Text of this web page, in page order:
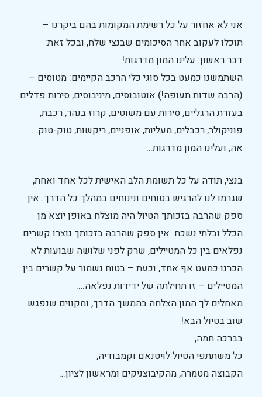
אני לא אחזור על כל רשימת המקומות בהם ביקרנו –
תוכלו לעקוב אחר הסיכומים שבנצי שלח, ובכל זאת:
דבר ראשון: עלינו המון מדרגות!
השתמשנו כמעט בכל סוגי כלי הרכב הקיימים: מטוסים –
(הרבה שדות תעופה!) אוטובוסים, מיניבוסים, סירות פדלים
בעזרת הרגליים, סירות עם משוטים, קרוז בנהר, רכבת,
פוניקולר, רכבלים, מעליות, אופניים, ריקשות, טוק-טוק…
אה, ועלינו המון מדרגות…
בנצי, תודה על כל תשומת הלב האישית לכל אחד ואחת,
שגרמו לנו להרגיש בטוחים ונינוחים במהלך כל הדרך. אין
ספק שהרבה בזכותך הטיול היה מוצלח באופן יוצא מן
הכלל ובלתי נשכח. אין ספק שהרבה בזכותך נוצרו קשרים
נפלאים בין כל המטיילים, שרק לפני שלושה שבועות לא
הכרנו כמעט אף אחד, וכעת – בטוח נשמור על קשרים בין
המטיילים – זו תחילתה של ידידות נפלאה….
מאחלים לך המון הצלחה בהמשך הדרך, ומקווים שנפגש
שוב בטיול הבא!
בברכה חמה,
כל משתתפי הטיול לויטנאם וקמבודיה,
הקבוצה מטמרה, מהקיבוצניקים ומראשון לציון…